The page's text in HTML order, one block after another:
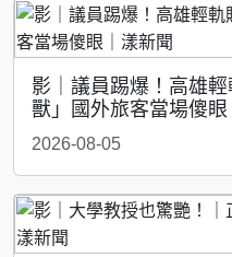
影｜議員踢爆！高雄
獸」國外旅客當場傻眼
2026-08-05